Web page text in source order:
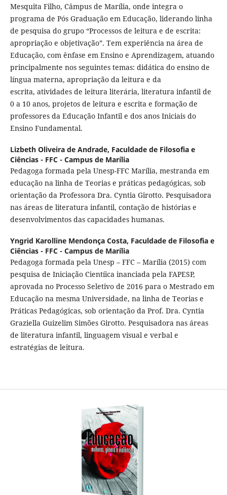
Mesquita Filho, Câmpus de Marília, onde integra o
programa de Pós Graduação em Educação, liderando linha
de pesquisa do grupo “Processos de leitura e de escrita:
apropriação e objetivação”. Tem experiência na área de
Educação, com ênfase em Ensino e Aprendizagem, atuando
principalmente nos seguintes temas: didática do ensino de
língua materna, apropriação da leitura e da
escrita, atividades de leitura literária, literatura infantil de
0 a 10 anos, projetos de leitura e escrita e formação de
professores da Educação Infantil e dos anos Iniciais do
Ensino Fundamental.
Lizbeth Oliveira de Andrade, Faculdade de Filosofia e
Ciências - FFC - Campus de Marília
Pedagoga formada pela Unesp-FFC Marília, mestranda em
educação na linha de Teorias e práticas pedagógicas, sob
orientação da Professora Dra. Cyntia Girotto. Pesquisadora
nas áreas de literatura infantil, contação de histórias e
desenvolvimentos das capacidades humanas.
Yngrid Karolline Mendonça Costa, Faculdade de Filosofia e
Ciências - FFC - Campus de Marília
Pedagoga formada pela Unesp – FFC – Marília (2015) com
pesquisa de Iniciação Cientíica inanciada pela FAPESP,
aprovada no Processo Seletivo de 2016 para o Mestrado em
Educação na mesma Universidade, na linha de Teorias e
Práticas Pedagógicas, sob orientação da Prof. Dra. Cyntia
Graziella Guizelim Simões Girotto. Pesquisadora nas áreas
de literatura infantil, linguagem visual e verbal e
estratégias de leitura.